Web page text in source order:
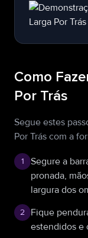
Como
Por Trás
Segue estes
Por Trás com a
1
Segure a
pronada,
largura dos
2
Fique
estendidos e